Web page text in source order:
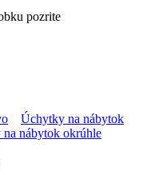
pozrite
Úchytky na nábytok
nábytok okrúhle